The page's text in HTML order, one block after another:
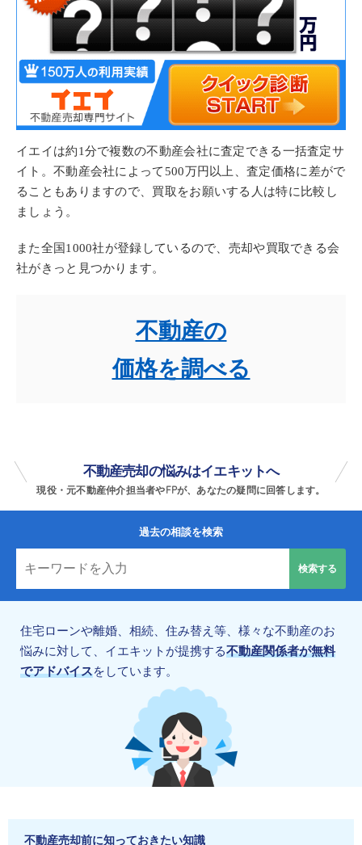
イエイは約1分で複数の不動産会社に査定できる一括査定サ
イト。不動産会社によって 500万円以上、査定価格に差がで
ることもありますので、 買取 をお願いする人は特に比較し
ましょう。
また全国1000社が登録しているので、売却や買取できる会
社がきっと見つかります。
不動産の
価格を調べる
不動産売却の悩みはイエキットへ
現役・元不動産仲介担当者やFPが、あなたの疑問に回答します。
過去の相談を検索
住宅ローンや離婚、相続、住み替え等、様々な不動産のお
悩みに対して、イエキットが提携する不動産関係者が無料
でアドバイスをしています。
不動産売却前に知っておきたい知識